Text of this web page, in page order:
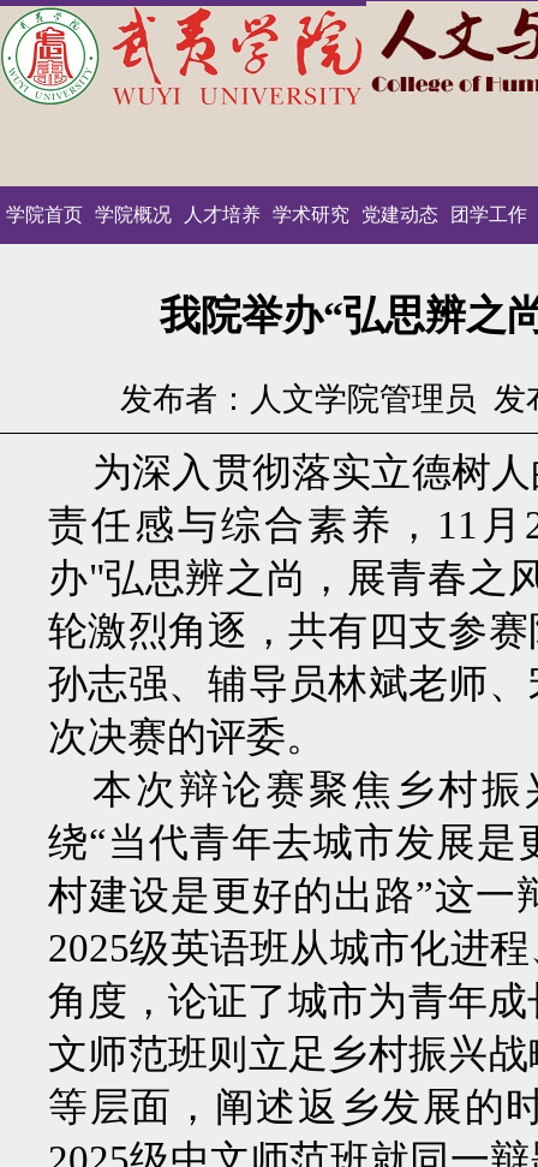
学院首页 学院概况 人才培养 学术研究 党建动态 团学工作
我院举办“弘思辨之
发布者：人文学院管理员 发
为深入贯彻落实立德树
责任感与综合素养， 11
办"弘思辨之尚，展青春之
轮激烈角逐，共有四支参
孙志强、辅导员林斌老师
次决赛的评委。
本次辩论赛聚焦乡村
绕“当代青年去城市发展是
村建设是更好的出路”这一
2025级英语班从城市化进
角度，论证了城市为青年
文师范班则立足乡村振兴
等层面，阐述返乡发展的